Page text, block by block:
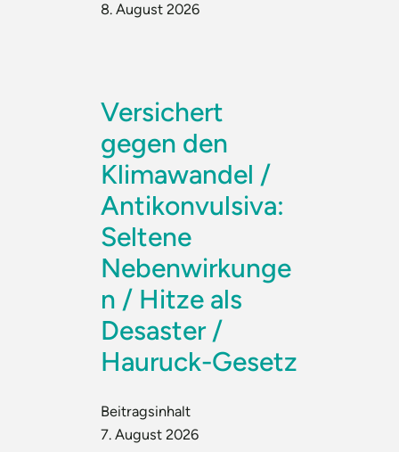
8. August 2026
Versichert
gegen den
Klimawandel /
Antikonvulsiva:
Seltene
Nebenwirkunge
n / Hitze als
Desaster /
Hauruck-Gesetz
Beitragsinhalt
7. August 2026